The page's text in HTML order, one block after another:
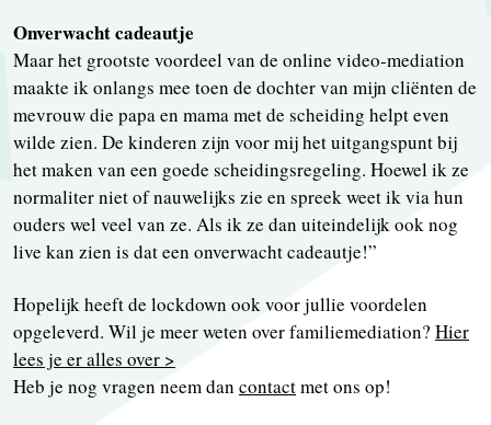
Onverwacht cadeautje
Maar het grootste voordeel van de online video-mediation
maakte ik onlangs mee toen de dochter van mijn cliënten de
mevrouw die papa en mama met de scheiding helpt even
wilde zien. De kinderen zijn voor mij het uitgangspunt bij
het maken van een goede scheidingsregeling. Hoewel ik ze
normaliter niet of nauwelijks zie en spreek weet ik via hun
ouders wel veel van ze. Als ik ze dan uiteindelijk ook nog
live kan zien is dat een onverwacht cadeautje!”
Hopelijk heeft de lockdown ook voor jullie voordelen
opgeleverd. Wil je meer weten over familiemediation? Hier
lees je er alles over >
Heb je nog vragen neem dan contactmet ons op!